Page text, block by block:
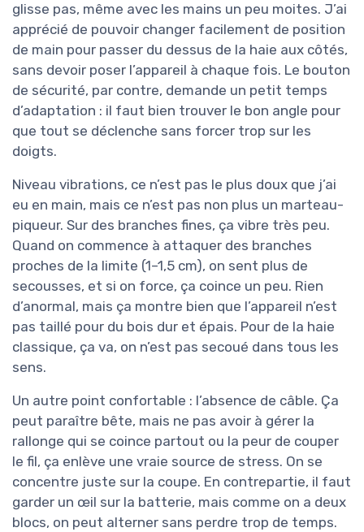
glisse pas, même avec les mains un peu moites. J’ai
apprécié de pouvoir changer facilement de position
de main pour passer du dessus de la haie aux côtés,
sans devoir poser l’appareil à chaque fois. Le bouton
de sécurité, par contre, demande un petit temps
d’adaptation : il faut bien trouver le bon angle pour
que tout se déclenche sans forcer trop sur les
doigts.
Niveau vibrations, ce n’est pas le plus doux que j’ai
eu en main, mais ce n’est pas non plus un marteau-
piqueur. Sur des branches fines, ça vibre très peu.
Quand on commence à attaquer des branches
proches de la limite (1–1,5 cm), on sent plus de
secousses, et si on force, ça coince un peu. Rien
d’anormal, mais ça montre bien que l’appareil n’est
pas taillé pour du bois dur et épais. Pour de la haie
classique, ça va, on n’est pas secoué dans tous les
sens.
Un autre point confortable : l’absence de câble. Ça
peut paraître bête, mais ne pas avoir à gérer la
rallonge qui se coince partout ou la peur de couper
le fil, ça enlève une vraie source de stress. On se
concentre juste sur la coupe. En contrepartie, il faut
garder un œil sur la batterie, mais comme on a deux
blocs, on peut alterner sans perdre trop de temps.